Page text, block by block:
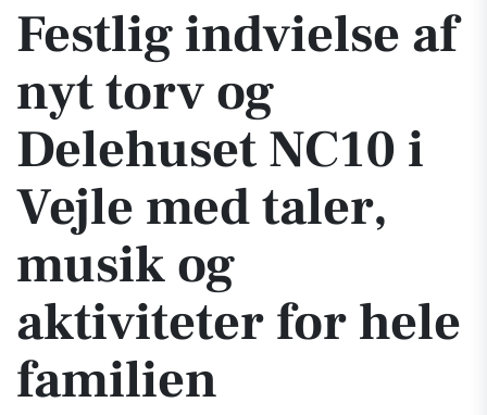
Festlig indvielse af
nyt torv og
Delehuset NC10 i
Vejle med taler,
musik og
aktiviteter for hele
familien